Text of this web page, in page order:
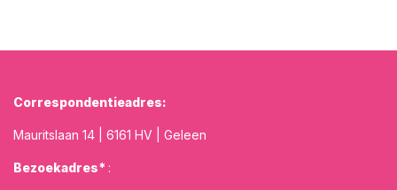
Correspondentieadres:
Mauritslaan 14 | 6161 HV | Geleen
Bezoekadres* :